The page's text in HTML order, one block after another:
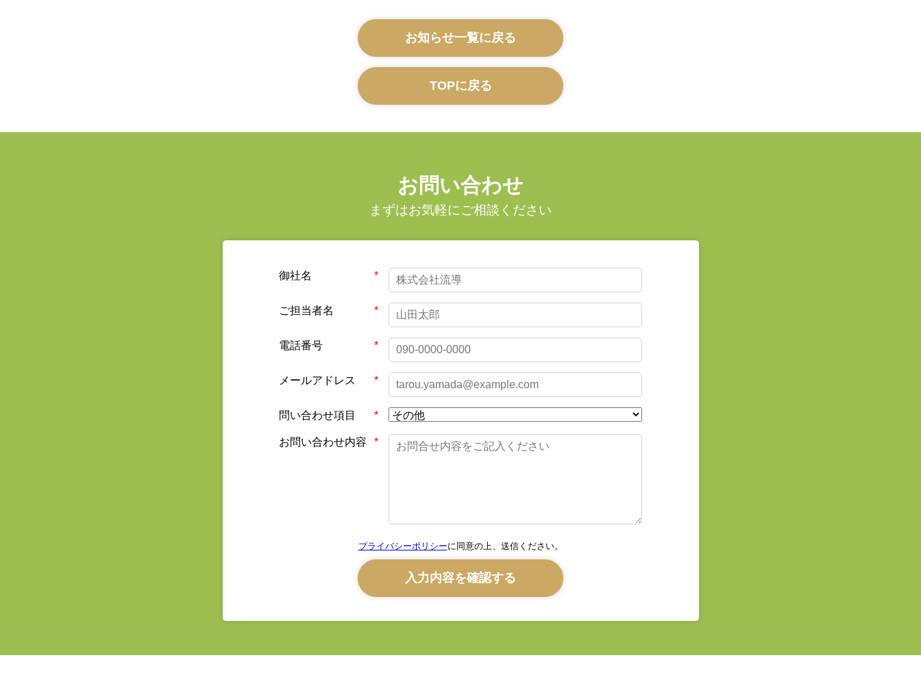
お知らせ一覧に戻る
TOPに戻る
お問い合わせ
まずはお気軽にご相談ください
御社名
ご担当者名
電話番号
メールアドレス
問い合わせ項目
お問い合わせ内容
プライバシーポリシーに同意の上、送信ください。